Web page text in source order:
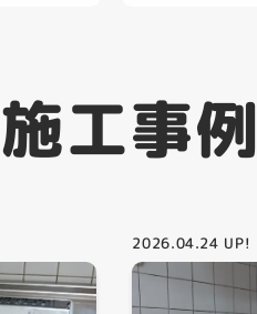
工事例
2026.04.24 UP!